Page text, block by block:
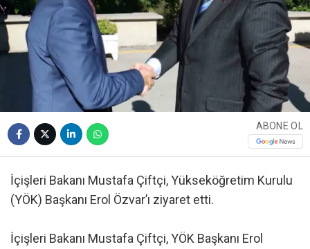
ABONE OL
İçişleri Bakanı Mustafa Çiftçi, Yükseköğretim Kurulu
(YÖK) Başkanı Erol Özvar’ı ziyaret etti.
İçişleri Bakanı Mustafa Çiftçi, YÖK Başkanı Erol